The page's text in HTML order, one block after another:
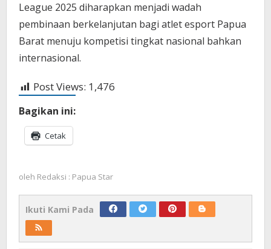
League 2025 diharapkan menjadi wadah
pembinaan berkelanjutan bagi atlet esport Papua
Barat menuju kompetisi tingkat nasional bahkan
internasional.
Post Views: 1,476
Bagikan ini:
Cetak
oleh Redaksi : Papua Star
Ikuti Kami Pada